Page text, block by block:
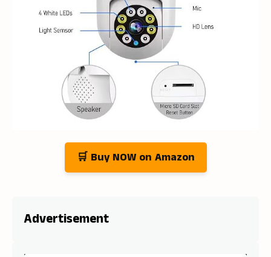
🛒 Buy NOW on Amazon
Advertisement